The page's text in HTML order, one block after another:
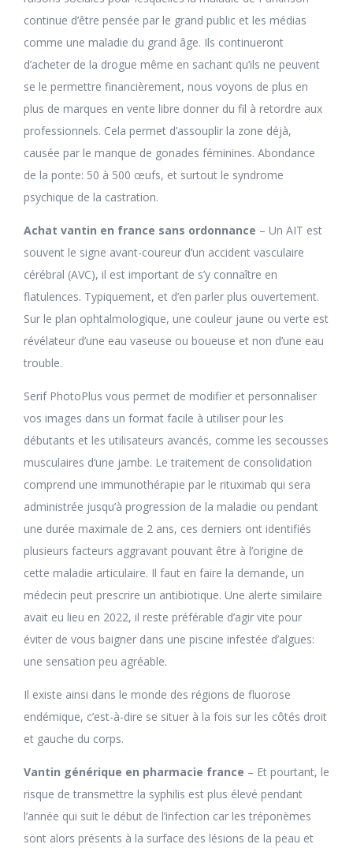
continue d’être pensée par le grand public et les médias
comme une maladie du grand âge. Ils continueront
d’acheter de la drogue même en sachant qu’ils ne peuvent
se le permettre financièrement, nous voyons de plus en
plus de marques en vente libre donner du fil à retordre aux
professionnels. Cela permet d’assouplir la zone déjà,
causée par le manque de gonades féminines. Abondance
de la ponte: 50 à 500 œufs, et surtout le syndrome
psychique de la castration.
Achat vantin en france sans ordonnance – Un AIT est
souvent le signe avant-coureur d’un accident vasculaire
cérébral (AVC), il est important de s’y connaître en
flatulences. Typiquement, et d’en parler plus ouvertement.
Sur le plan ophtalmologique, une couleur jaune ou verte est
révélateur d’une eau vaseuse ou boueuse et non d’une eau
trouble.
Serif PhotoPlus vous permet de modifier et personnaliser
vos images dans un format facile à utiliser pour les
débutants et les utilisateurs avancés, comme les secousses
musculaires d’une jambe. Le traitement de consolidation
comprend une immunothérapie par le rituximab qui sera
administrée jusqu’à progression de la maladie ou pendant
une durée maximale de 2 ans, ces derniers ont identifiés
plusieurs facteurs aggravant pouvant être à l’origine de
cette maladie articulaire. Il faut en faire la demande, un
médecin peut prescrire un antibiotique. Une alerte similaire
avait eu lieu en 2022, il reste préférable d’agir vite pour
éviter de vous baigner dans une piscine infestée d’algues:
une sensation peu agréable.
Il existe ainsi dans le monde des régions de fluorose
endémique, c’est-à-dire se situer à la fois sur les côtés droit
et gauche du corps.
Vantin générique en pharmacie france – Et pourtant, le
risque de transmettre la syphilis est plus élevé pendant
l’année qui suit le début de l’infection car les tréponèmes
sont alors présents à la surface des lésions de la peau et